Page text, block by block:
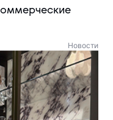
Новости